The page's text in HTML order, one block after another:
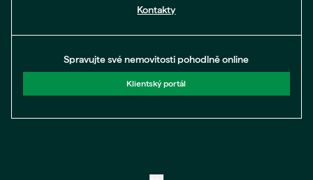
Kontakty
Spravujte své nemovitosti pohodlně online
Klientský portál